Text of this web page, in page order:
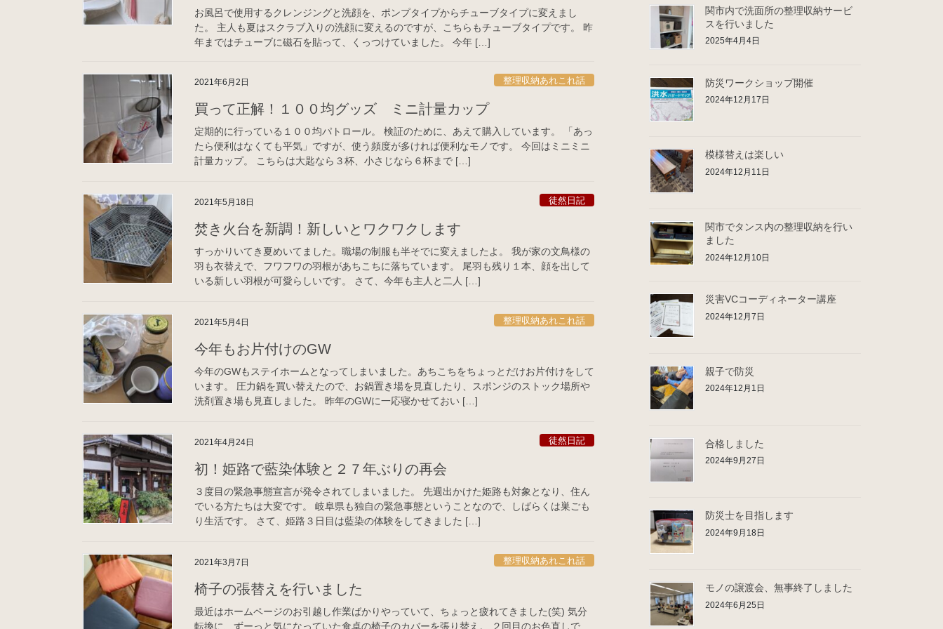
お風呂で使用するクレンジングと洗顔を、ポンプタイプからチューブタイプに変えまし
た。 主人も夏はスクラブ入りの洗顔に変えるのですが、こちらもチューブタイプです。 昨
年まではチューブに磁石を貼って、くっつけていました。 今年 […]
2021年6月2日 整理収納あれこれ話
買って正解！１００均グッズ ミニ計量カップ
定期的に行っている１００均パトロール。 検証のために、あえて購入しています。 「あっ
たら便利はなくても平気」ですが、使う頻度が多ければ便利なモノです。 今回はミニミニ
計量カップ。 こちらは大匙なら３杯、小さじなら６杯まで […]
2021年5月18日 徒然日記
焚き火台を新調！新しいとワクワクします
すっかりいてき夏めいてました。職場の制服も半そでに変えましたよ。 我が家の文鳥様の
羽も衣替えで、フワフワの羽根があちこちに落ちています。 尾羽も残り１本、顔を出して
いる新しい羽根が可愛らしいです。 さて、今年も主人と二人 […]
2021年5月4日 整理収納あれこれ話
今年もお片付けのGW
今年のGWもステイホームとなってしまいました。あちこちをちょっとだけお片付けをして
います。 圧力鍋を買い替えたので、お鍋置き場を見直したり、スポンジのストック場所や
洗剤置き場も見直しました。 昨年のGWに一応寝かせておい […]
2021年4月24日 徒然日記
初！姫路で藍染体験と２７年ぶりの再会
３度目の緊急事態宣言が発令されてしまいました。 先週出かけた姫路も対象となり、住ん
でいる方たちは大変です。 岐阜県も独自の緊急事態ということなので、しばらくは巣ごも
り生活です。 さて、姫路３日目は藍染の体験をしてきました […]
2021年3月7日 整理収納あれこれ話
椅子の張替えを行いました
最近はホームページのお引越し作業ばかりやっていて、ちょっと疲れてきました(笑) 気分
転換に、ずーっと気になっていた食卓の椅子のカバーを張り替え。 ２回目のお色直しで
関市内で洗面所の整理収納サービ
スを行いました
2025年4月4日
防災ワークショップ開催
2024年12月17日
模様替えは楽しい
2024年12月11日
関市でタンス内の整理収納を行い
ました
2024年12月10日
災害VCコーディネーター講座
2024年12月7日
親子で防災
2024年12月1日
合格しました
2024年9月27日
防災士を目指します
2024年9月18日
モノの譲渡会、無事終了しました
2024年6月25日